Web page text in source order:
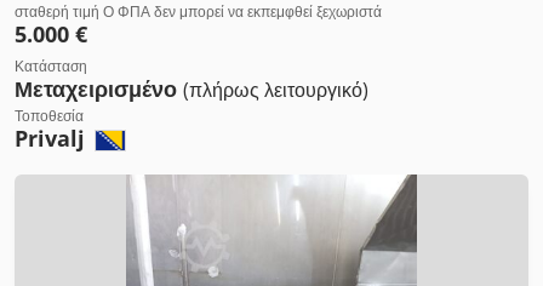
σταθερή τιμή Ο ΦΠΑ δεν μπορεί να εκπεμφθεί ξεχωριστά
5.000 €
Κατάσταση
Μεταχειρισμένο (πλήρως λειτουργικό)
Τοποθεσία
Privalj